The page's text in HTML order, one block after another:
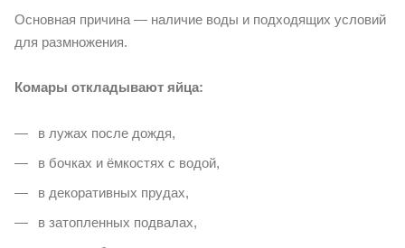
Основная причина — наличие воды и подходящих условий
для размножения.
Комары откладывают яйца:
в лужах после дождя,
в бочках и ёмкостях с водой,
в декоративных прудах,
в затопленных подвалах,